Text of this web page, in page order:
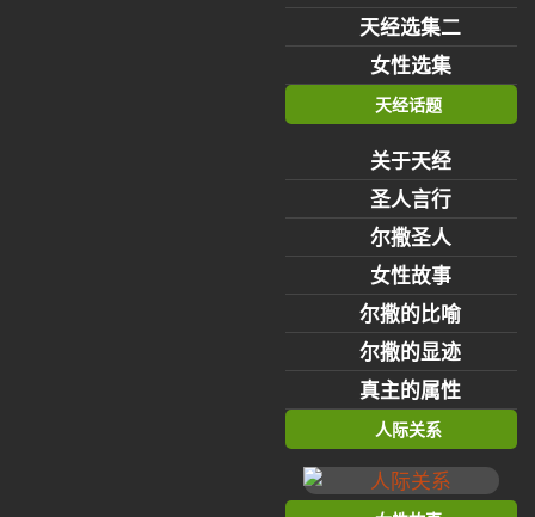
天经选集二
女性选集
天经话题
关于天经
圣人言行
尔撒圣人
女性故事
尔撒的比喻
尔撒的显迹
真主的属性
人际关系